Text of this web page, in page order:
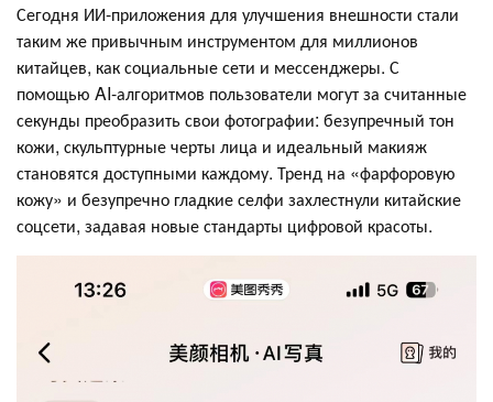
Сегодня ИИ-приложения для улучшения внешности стали
таким же привычным инструментом для миллионов
китайцев, как социальные сети и мессенджеры. С
помощью AI-алгоритмов пользователи могут за считанные
секунды преобразить свои фотографии: безупречный тон
кожи, скульптурные черты лица и идеальный макияж
становятся доступными каждому. Тренд на «фарфоровую
кожу» и безупречно гладкие селфи захлестнули китайские
соцсети, задавая новые стандарты цифровой красоты.